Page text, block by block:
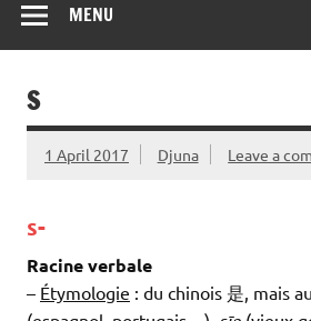
MENU
S
1 April 2017 Djuna Leave a
s-
Racine verbale
– Étymologie : du chinois 是, mais